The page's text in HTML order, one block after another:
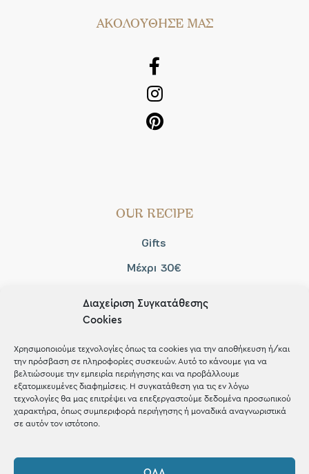
Διαχείριση Συγκατάθεσης
Cookies
Χρησιμοποιούμε τεχνολογίες όπως τα cookies για την αποθήκευση ή/και
την πρόσβαση σε πληροφορίες συσκευών. Αυτό το κάνουμε για να
βελτιώσουμε την εμπειρία περιήγησης και να προβάλλουμε
εξατομικευμένες διαφημίσεις. Η συγκατάθεση για τις εν λόγω
τεχνολογίες θα μας επιτρέψει να επεξεργαστούμε δεδομένα προσωπικού
χαρακτήρα, όπως συμπεριφορά περιήγησης ή μοναδικά αναγνωριστικά
σε αυτόν τον ιστότοπο.
AΚΟΛΟΥΘΗΣΕ ΜΑΣ
OUR RECIPE
Gifts
Μέχρι 30€
Shop the look
ΚΑΤΑΣΤΗΜΑ
2421 217300